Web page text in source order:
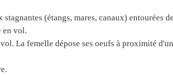
(étangs, mares, canaux) entourées
en vol.
La femelle dépose ses oeufs à proximité